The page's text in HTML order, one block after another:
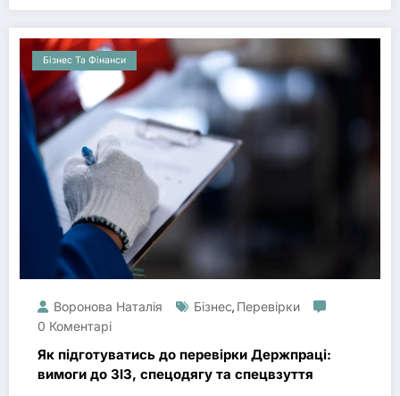
Бізнес Та Фінанси
Воронова Наталія Бізнес, Перевірки
0 Коментарі
Як підготуватись до перевірки Держпраці:
вимоги до ЗІЗ, спецодягу та спецвзуття